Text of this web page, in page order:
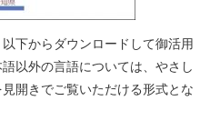
下からダウンロードして御活用
以外の言語については、やさし
開きでご覧いただける形式とな